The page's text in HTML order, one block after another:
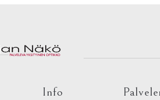
Info